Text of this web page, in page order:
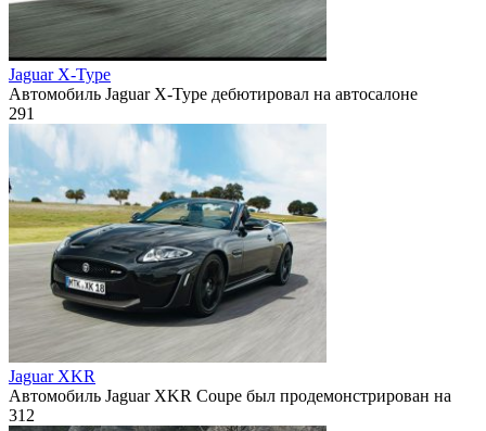
Jaguar X-Type
Автомобиль Jaguar X-Type дебютировал на автосалоне
291
Jaguar XKR
Автомобиль Jaguar XKR Coupe был продемонстрирован на
312